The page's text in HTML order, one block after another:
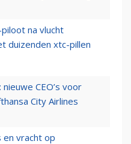
na vlucht
duizenden xtc-pillen
CEO’s voor
City Airlines
en vracht op